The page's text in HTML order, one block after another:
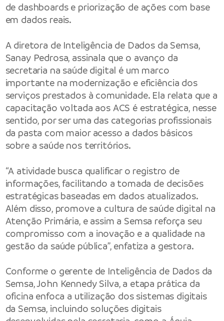
de dashboards e priorização de ações com base
em dados reais.
A diretora de Inteligência de Dados da Semsa,
Sanay Pedrosa, assinala que o avanço da
secretaria na saúde digital é um marco
importante na modernização e eficiência dos
serviços prestados à comunidade. Ela relata que a
capacitação voltada aos ACS é estratégica, nesse
sentido, por ser uma das categorias profissionais
da pasta com maior acesso a dados básicos
sobre a saúde nos territórios.
“A atividade busca qualificar o registro de
informações, facilitando a tomada de decisões
estratégicas baseadas em dados atualizados.
Além disso, promove a cultura de saúde digital na
Atenção Primária, e assim a Semsa reforça seu
compromisso com a inovação e a qualidade na
gestão da saúde pública”, enfatiza a gestora.
Conforme o gerente de Inteligência de Dados da
Semsa, John Kennedy Silva, a etapa prática da
oficina enfoca a utilização dos sistemas digitais
da Semsa, incluindo soluções digitais